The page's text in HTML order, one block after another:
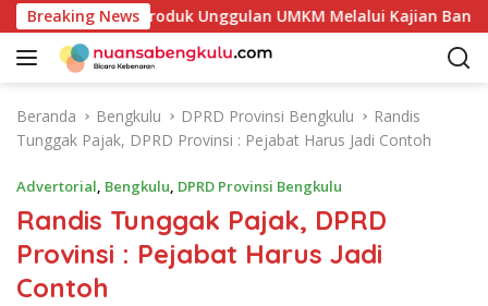
a
Breaking News
Potensi Produk Unggulan UMKM Melalui Kajian Bank
Beranda Bengkulu DPRD Provinsi Bengkulu
Randis
Tunggak Pajak, DPRD Provinsi : Pejabat Harus Jadi Contoh
Advertorial, Bengkulu, DPRD Provinsi Bengkulu
Randis Tunggak Pajak, DPRD
Provinsi : Pejabat Harus Jadi
Contoh